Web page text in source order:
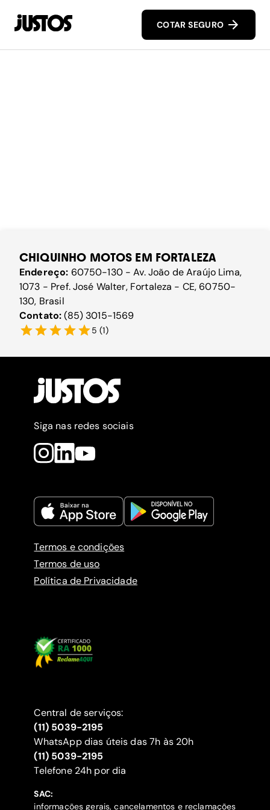
COTAR SEGURO
CHIQUINHO MOTOS EM FORTALEZA
Endereço: 60750-130 - Av. João de Araújo Lima,
1073 - Pref. José Walter, Fortaleza - CE, 60750-
130, Brasil
Contato:(85) 3015-1569
5 (1)
Siga nas redes sociais
Termos e condições
Termos de uso
Política de Privacidade
Central de serviços:
(11) 5039-2195
WhatsApp dias úteis das 7h às 20h
(11) 5039-2195
‍Telefone 24h por dia
SAC:
informações gerais, cancelamentos e reclamações